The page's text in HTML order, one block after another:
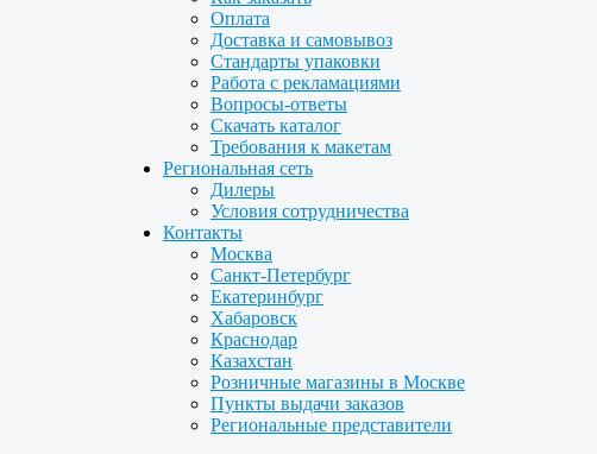
Оплата
Доставка и самовывоз
Стандарты упаковки
Работа с рекламациями
Вопросы-ответы
Скачать каталог
Требования к макетам
Региональная сеть
Дилеры
Условия сотрудничества
Контакты
Москва
Санкт-Петербург
Екатеринбург
Хабаровск
Краснодар
Казахстан
Розничные магазины в Москве
Пункты выдачи заказов
Региональные представители